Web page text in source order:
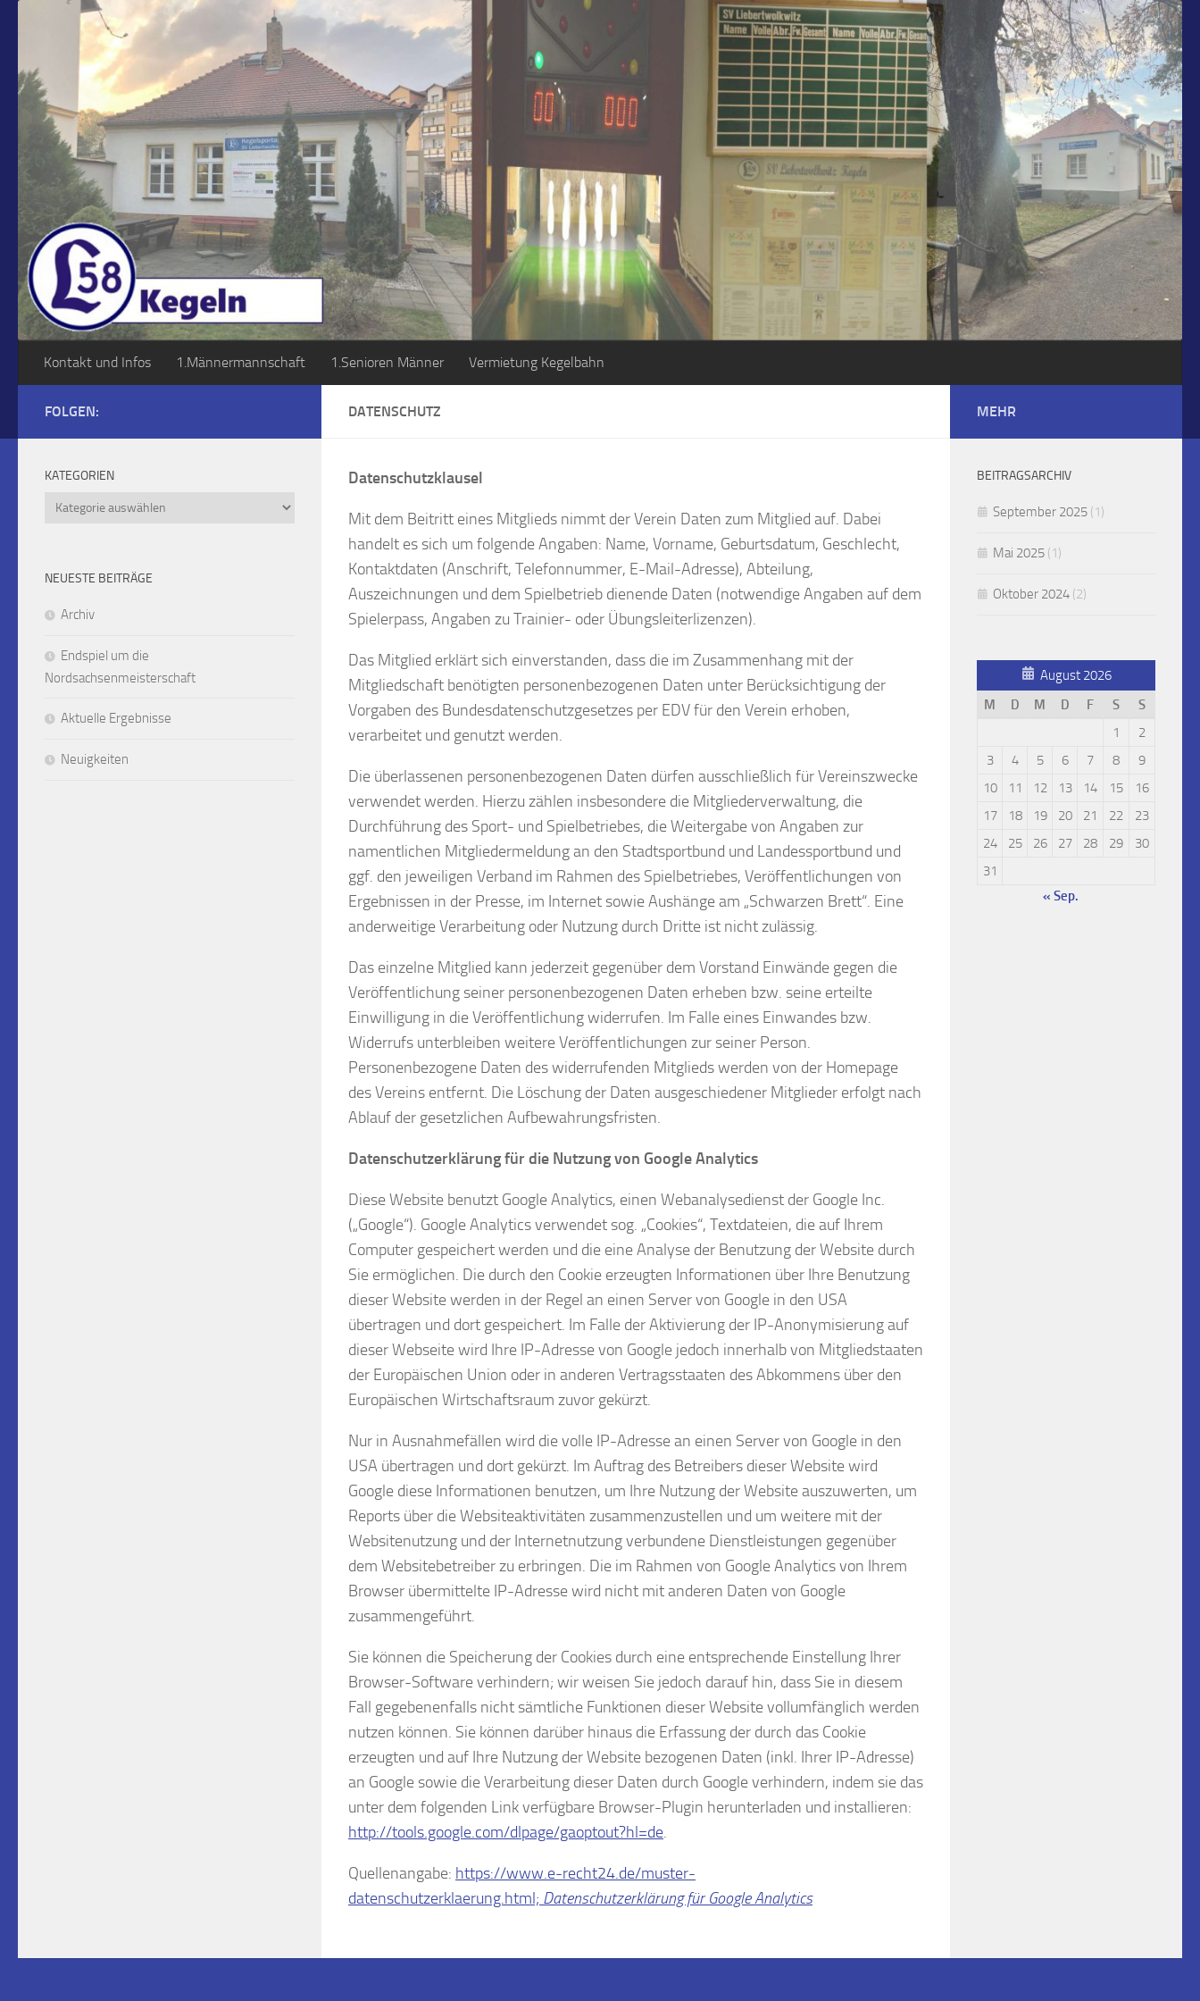
Zum Inhalt springen
Kontakt und Infos 1.Männermannschaft 1.Senioren Männer Vermietung Kegelbahn
DATENSCHUTZ
Datenschutzklausel
Mit dem Beitritt eines Mitglieds nimmt der Verein Daten zum Mitglied auf. Dabei
handelt es sich um folgende Angaben: Name, Vorname, Geburtsdatum, Geschlecht,
Kontaktdaten (Anschrift, Telefonnummer, E-Mail-Adresse), Abteilung,
Auszeichnungen und dem Spielbetrieb dienende Daten (notwendige Angaben auf dem
Spielerpass, Angaben zu Trainier- oder Übungsleiterlizenzen).
Das Mitglied erklärt sich einverstanden, dass die im Zusammenhang mit der
Mitgliedschaft benötigten personenbezogenen Daten unter Berücksichtigung der
Vorgaben des Bundesdatenschutzgesetzes per EDV für den Verein erhoben,
verarbeitet und genutzt werden.
Die überlassenen personenbezogenen Daten dürfen ausschließlich für Vereinszwecke
verwendet werden. Hierzu zählen insbesondere die Mitgliederverwaltung, die
Durchführung des Sport- und Spielbetriebes, die Weitergabe von Angaben zur
namentlichen Mitgliedermeldung an den Stadtsportbund und Landessportbund und
ggf. den jeweiligen Verband im Rahmen des Spielbetriebes, Veröffentlichungen von
Ergebnissen in der Presse, im Internet sowie Aushänge am „Schwarzen Brett“. Eine
anderweitige Verarbeitung oder Nutzung durch Dritte ist nicht zulässig.
Das einzelne Mitglied kann jederzeit gegenüber dem Vorstand Einwände gegen die
Veröffentlichung seiner personenbezogenen Daten erheben bzw. seine erteilte
Einwilligung in die Veröffentlichung widerrufen. Im Falle eines Einwandes bzw.
Widerrufs unterbleiben weitere Veröffentlichungen zur seiner Person.
Personenbezogene Daten des widerrufenden Mitglieds werden von der Homepage
des Vereins entfernt. Die Löschung der Daten ausgeschiedener Mitglieder erfolgt nach
Ablauf der gesetzlichen Aufbewahrungsfristen.
Datenschutzerklärung für die Nutzung von Google Analytics
Diese Website benutzt Google Analytics, einen Webanalysedienst der Google Inc.
(„Google“). Google Analytics verwendet sog. „Cookies“, Textdateien, die auf Ihrem
Computer gespeichert werden und die eine Analyse der Benutzung der Website durch
Sie ermöglichen. Die durch den Cookie erzeugten Informationen über Ihre Benutzung
dieser Website werden in der Regel an einen Server von Google in den USA
übertragen und dort gespeichert. Im Falle der Aktivierung der IP-Anonymisierung auf
dieser Webseite wird Ihre IP-Adresse von Google jedoch innerhalb von Mitgliedstaaten
der Europäischen Union oder in anderen Vertragsstaaten des Abkommens über den
Europäischen Wirtschaftsraum zuvor gekürzt.
Nur in Ausnahmefällen wird die volle IP-Adresse an einen Server von Google in den
USA übertragen und dort gekürzt. Im Auftrag des Betreibers dieser Website wird
Google diese Informationen benutzen, um Ihre Nutzung der Website auszuwerten, um
Reports über die Websiteaktivitäten zusammenzustellen und um weitere mit der
Websitenutzung und der Internetnutzung verbundene Dienstleistungen gegenüber
dem Websitebetreiber zu erbringen. Die im Rahmen von Google Analytics von Ihrem
Browser übermittelte IP-Adresse wird nicht mit anderen Daten von Google
zusammengeführt.
Sie können die Speicherung der Cookies durch eine entsprechende Einstellung Ihrer
Browser-Software verhindern; wir weisen Sie jedoch darauf hin, dass Sie in diesem
Fall gegebenenfalls nicht sämtliche Funktionen dieser Website vollumfänglich werden
nutzen können. Sie können darüber hinaus die Erfassung der durch das Cookie
erzeugten und auf Ihre Nutzung der Website bezogenen Daten (inkl. Ihrer IP-Adresse)
an Google sowie die Verarbeitung dieser Daten durch Google verhindern, indem sie das
unter dem folgenden Link verfügbare Browser-Plugin herunterladen und installieren:
http://tools.google.com/dlpage/gaoptout?hl=de.
Quellenangabe: https://www.e-recht24.de/muster-
datenschutzerklaerung.html; Datenschutzerklärung für Google Analytics
FOLGEN:
KATEGORIEN
Kategorien
NEUESTE BEITRÄGE
Archiv
Endspiel um die
Nordsachsenmeisterschaft
Aktuelle Ergebnisse
Neuigkeiten
MEHR
BEITRAGSARCHIV
September 2025 (1)
Mai 2025 (1)
Oktober 2024 (2)
August 2026
M
D M D F S
S
1
2
3
4 5 6 7 8
9
10
11 12 13 14 15
16
17
18 19 20 21 22
23
24
25 26 27 28 29
30
31
« Sep.